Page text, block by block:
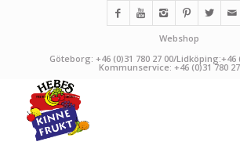
Webshop
Göteborg: +46 (0)31 780 27 00/Lidköping:+46
Kommunservice: +46 (0)31 780